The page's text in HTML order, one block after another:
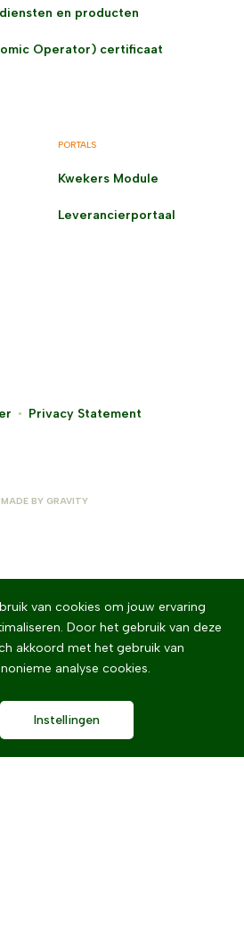
en producten
Operator) certificaat
PORTALS
Kwekers Module
Leverancierportaal
Privacy Statement
MADE BY GRAVITY
van cookies om jouw ervaring
Door het gebruik van deze
akkoord met het gebruik van
analyse cookies.
Instellingen